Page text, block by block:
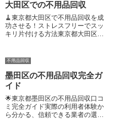
させられます😊忙しい生活や狭
い住宅環境でも、即日対応や丁寧
な作...
大田区での不用品回収
🧹東京都大田区で不用品回収を成
功させる！ストレスフリーでスッ
キリ片付ける方法東京都大田区で
📲で、すぐにスッキリした生活空
間を手に入れられます。大型家具
や家電も、プロのサービスなら
迅...
不用品回収
墨田区の不用品回収完全ガ
イド
🌟東京都墨田区の不用品回収口コ
ミ完全ガイド実際の利用者体験か
ら分かる、信頼できる業者の選び